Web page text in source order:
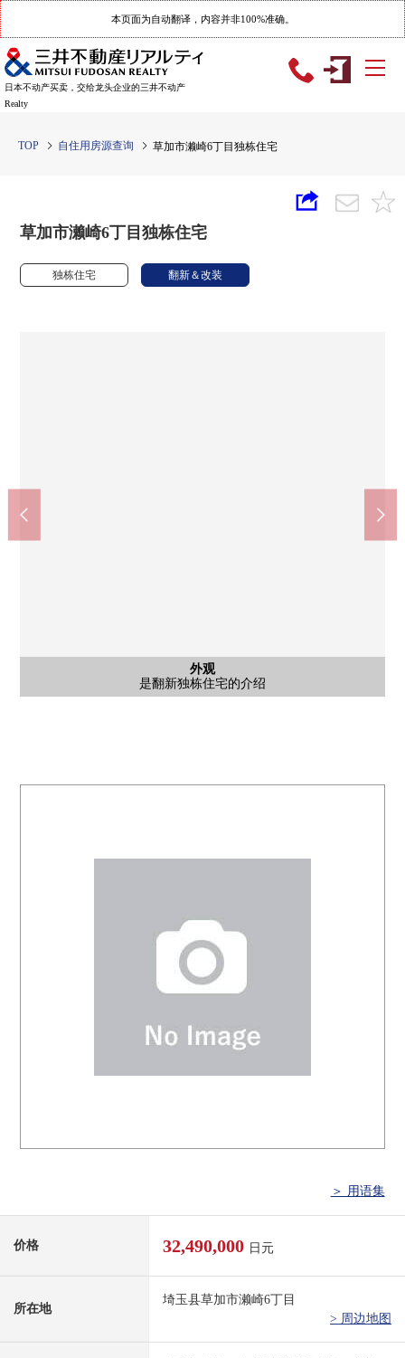
本页面为自动翻译，内容并非100%准确。
日本不动产买卖，交给龙头企业的三井不动产
Realty
TOP 自住用房源查询 草加市濑崎6丁目独栋住宅
草加市濑崎6丁目独栋住宅
独栋住宅 翻新＆改装
外观
是翻新独栋住宅的介绍
外观
是南侧公路约6m接道。
外观
外观照片
外观
外观照片
含有前面道路的外观
前面道路
含有前面道路的外观
前面道路
＞ 用语集
价格 32,490,000 日元
所在地
埼玉县草加市濑崎6丁目
> 周边地图